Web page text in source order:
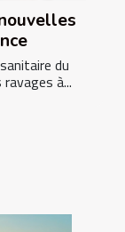
du
à...